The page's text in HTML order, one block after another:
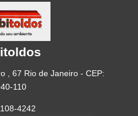
, 67 Rio de Janeiro - CEP:
110
4242